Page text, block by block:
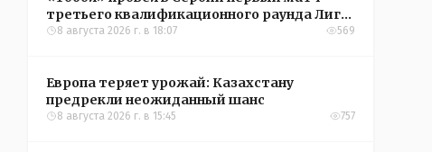
третьего квалификационного раунда Лиги
конференций УЕФА
8 августа 2026 г. в 18:07 569
Европа теряет урожай: Казахстану
предрекли неожиданный шанс
8 августа 2026 г. в 15:45 757